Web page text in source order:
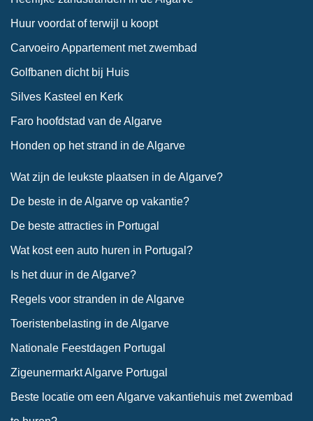
Huur voordat of terwijl u koopt
Carvoeiro Appartement met zwembad
Golfbanen dicht bij Huis
Silves Kasteel en Kerk
Faro hoofdstad van de Algarve
Honden op het strand in de Algarve
Wat zijn de leukste plaatsen in de Algarve?
De beste in de Algarve op vakantie?
De beste attracties in Portugal
Wat kost een auto huren in Portugal?
Is het duur in de Algarve?
Regels voor stranden in de Algarve
Toeristenbelasting in de Algarve
Nationale Feestdagen Portugal
Zigeunermarkt Algarve Portugal
Beste locatie om een Algarve vakantiehuis met zwembad